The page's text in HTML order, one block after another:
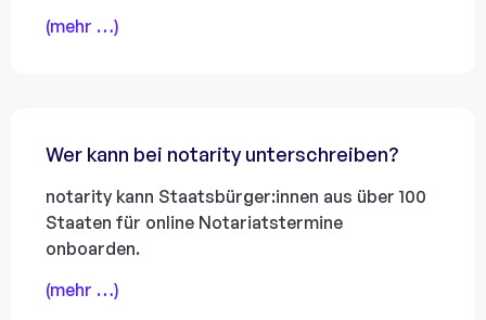
(mehr …)
Wer kann bei notarity unterschreiben?
notarity kann Staatsbürger:innen aus über 100
Staaten für online Notariatstermine
onboarden.
(mehr …)